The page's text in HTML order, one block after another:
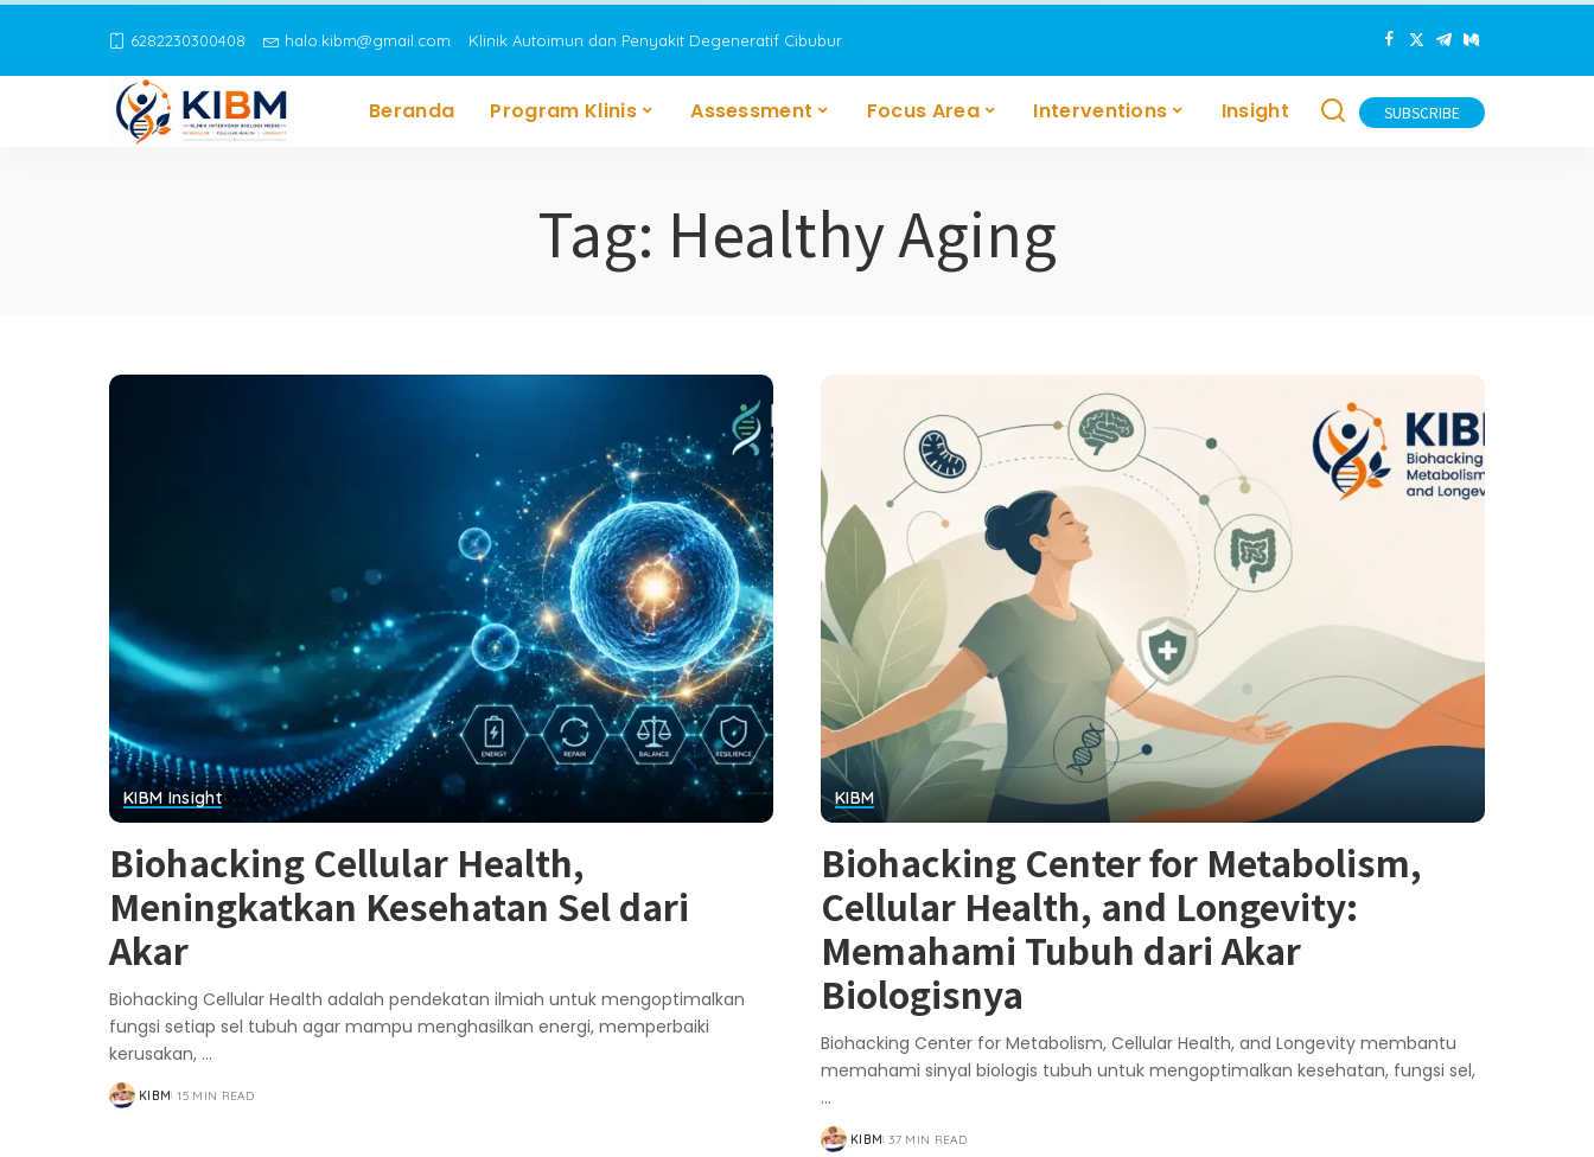
6282230300408 halo.kibm@gmail.com Klinik Autoimun dan Penyakit Degeneratif Cibubur
Beranda Program Klinis Assessment Focus Area Interventions Insight SUBSCRIBE
Tag: Healthy Aging
KIBM Insight
Biohacking Cellular Health,
Meningkatkan Kesehatan Sel dari
Akar
Biohacking Cellular Health adalah pendekatan ilmiah untuk mengoptimalkan
fungsi setiap sel tubuh agar mampu menghasilkan energi, memperbaiki
kerusakan, ...
POSTED
KIBM 15 MIN READ
KIBM
Biohacking Center for Metabolism,
Cellular Health, and Longevity:
Memahami Tubuh dari Akar
Biologisnya
Biohacking Center for Metabolism, Cellular Health, and Longevity membantu
memahami sinyal biologis tubuh untuk mengoptimalkan kesehatan, fungsi sel,
...
POSTED
KIBM 37 MIN READ